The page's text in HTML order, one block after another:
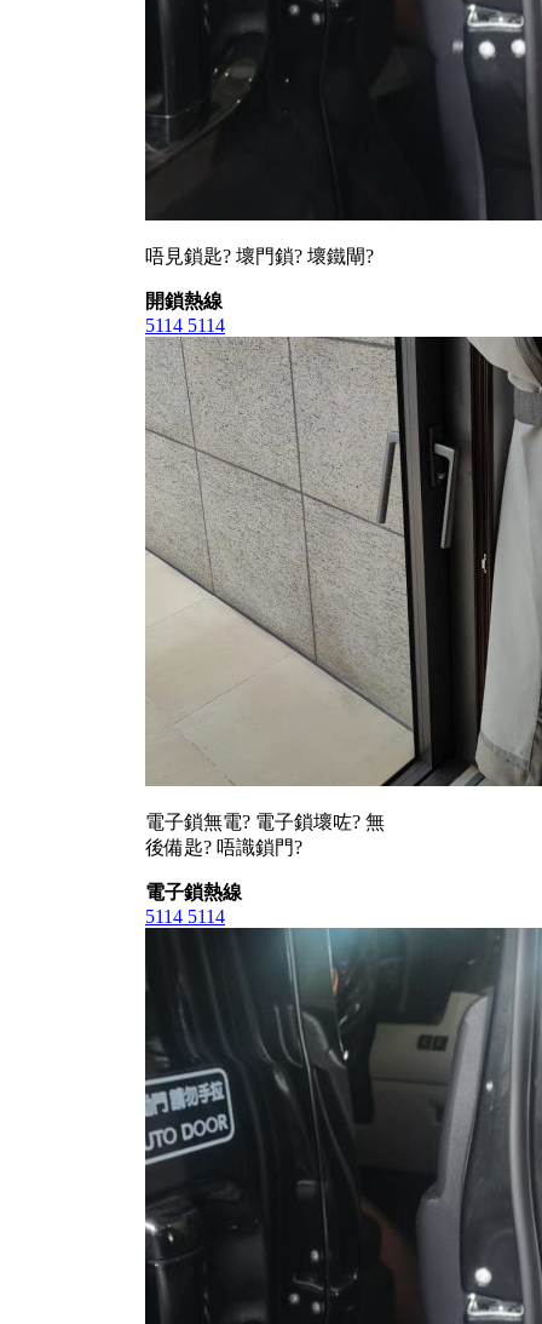
唔見鎖匙? 壞門鎖? 壞鐵閘?
開鎖熱線
5114 5114
電子鎖無電? 電子鎖壞咗? 無
後備匙? 唔識鎖門?
電子鎖熱線
5114 5114